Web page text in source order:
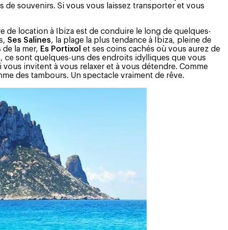
de souvenirs. Si vous vous laissez transporter et vous
de location à Ibiza est de conduire le long de quelques-
Ses Salines, la plage la plus tendance à Ibiza, pleine de
la mer, Es Portixol et ses coins cachés où vous aurez de
ce sont quelques-uns des endroits idylliques que vous
invitent à vous relaxer et à vous détendre. Comme
des tambours. Un spectacle vraiment de rêve.